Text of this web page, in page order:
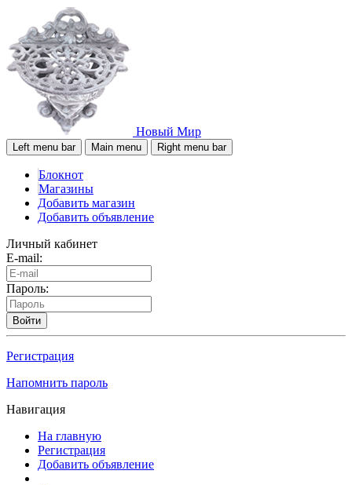
Новый Мир
Left menu bar Main menu Right menu bar
Блокнот
Магазины
Добавить магазин
Добавить объявление
Личный кабинет
E-mail:
Пароль:
Войти
Регистрация
Напомнить пароль
Навигация
На главную
Регистрация
Добавить объявление